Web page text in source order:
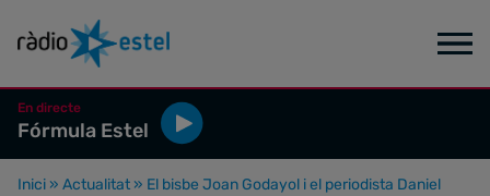
En directe
Fórmula Estel
Inici » Actualitat » El bisbe Joan Godayol i el periodista Daniel